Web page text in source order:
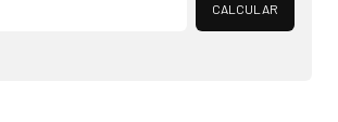
CALCULAR